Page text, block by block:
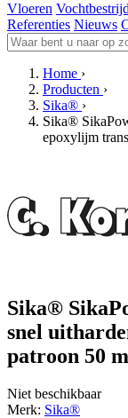
Vloeren
Referenties Nieuws
Home ›
Producten ›
Sika® ›
Sika®
epoxylijm
Sika®
snel
patroon 50
Niet beschikbaar
Merk: Sika®